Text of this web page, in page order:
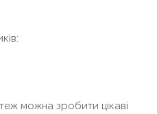
можна зробити цікаві